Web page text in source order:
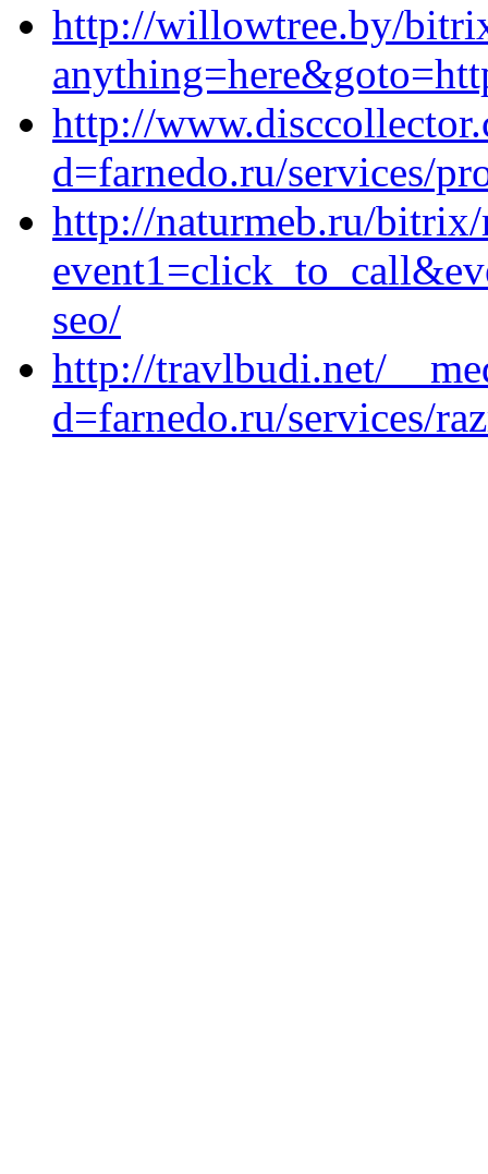
http://willowtree.by/
http://
d=farnedo.ru/services/
http://naturmeb.ru/bitrix/
seo/
http://travlbudi.net/
d=farnedo.ru/services/